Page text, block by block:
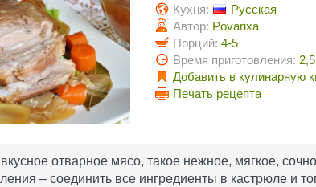
Кухня:
Русская
Автор: Povarixa
Порций: 4-5
Время приготовления:
Добавить в кулинарную
Печать рецепта
отварное мясо, такое нежное, мягкое,
– соединить все ингредиенты в кастрюле и